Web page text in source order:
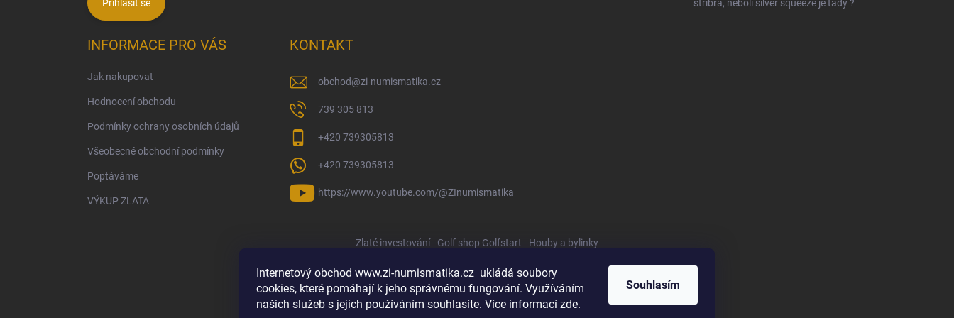
Internetový obchod www.zi-numismatika.cz ukládá soubory
cookies, které pomáhají k jeho správnému fungování. Využíváním
našich služeb s jejich používáním souhlasíte. Více informací zde.
Souhlasím
Přihlásit se
stříbra, neboli silver squeeze je tady ?
INFORMACE PRO VÁS
Jak nakupovat
Hodnocení obchodu
Podmínky ochrany osobních údajů
Všeobecné obchodní podmínky
Poptáváme
VÝKUP ZLATA
KONTAKT
obchod@zi-numismatika.cz
739 305 813
+420 739305813
+420 739305813
https://www.youtube.com/@ZInumismatika
Zlaté investování Golf shop Golfstart Houby a bylinky